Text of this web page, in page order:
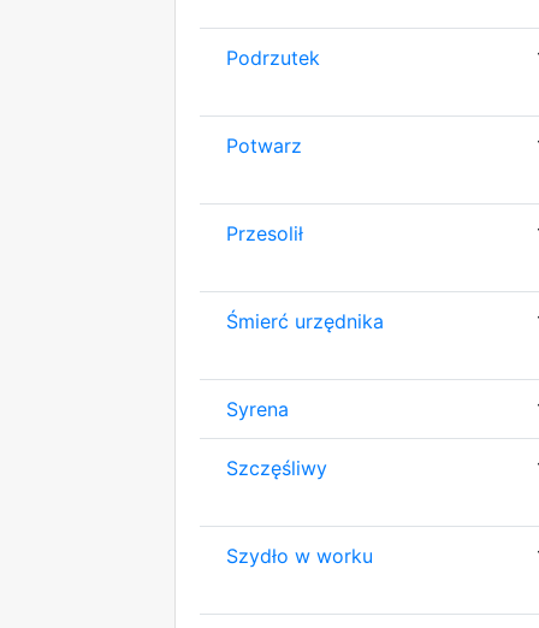
Podrzutek
Potwarz
Przesolił
Śmierć urzędnika
Syrena
Szczęśliwy
Szydło w worku